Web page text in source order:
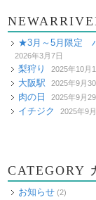
★3月～5月限定
2026年3月7日
梨狩り 2025年10月
大阪駅 2025年9月
肉の日 2025年9月
イチジク 2025年9
CATEGORY
お知らせ (2)